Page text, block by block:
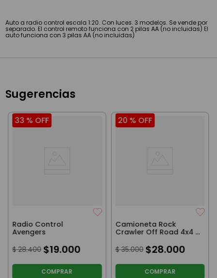
Auto a radio control escala 1:20. Con luces. 3 modelos. Se vende por
separado. El control remoto funciona con 2 pilas AA (no incluidas) El
auto funciona con 3 pilas AA (no incluidas)
Sugerencias
33 % OFF
Radio Control
Avengers
$ 28.400 $19.000
COMPRAR
20 % OFF
Camioneta Rock
Crawler Off Road 4x4 A
Bacteria Y Cable USB
Rojo
$ 35.000 $28.000
COMPRAR